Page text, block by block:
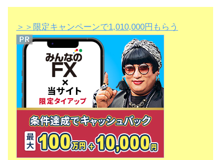
＞＞限定キャンペーンで1,010,000円もらう